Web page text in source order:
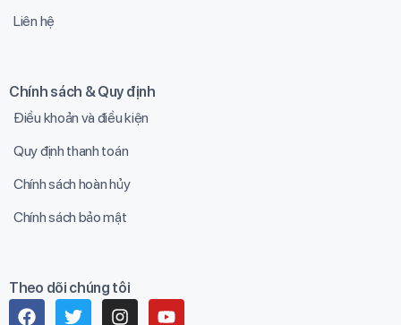
Liên hệ
Chính sách & Quy định
Điều khoản và điều kiện
Quy định thanh toán
Chính sách hoàn hủy
Chính sách bảo mật
Theo dõi chúng tôi